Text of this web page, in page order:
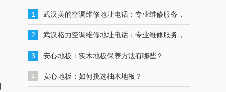
1 武汉美的空调维修地址电话：专业维修服务，
一键联系解决您的美的空调问题
2 武汉格力空调维修地址电话：专业维修服务，
一键联系解决您的格力空调问题
3 安心地板：实木地板保养方法有哪些？
4 安心地板：如何挑选柚木地板？